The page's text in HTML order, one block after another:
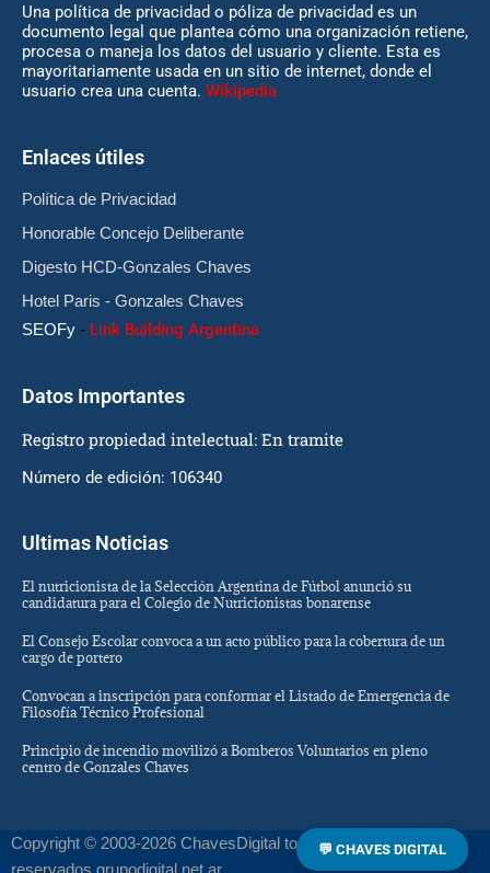
Una política de privacidad o póliza de privacidad es un
documento legal que plantea cómo una organización retiene,
procesa o maneja los datos del usuario y cliente. Esta es
mayoritariamente usada en un sitio de internet, donde el
usuario crea una cuenta. Wikipedia
Enlaces útiles
Política de Privacidad
Honorable Concejo Deliberante
Digesto HCD-Gonzales Chaves
Hotel Paris - Gonzales Chaves
SEOFy - Link Building Argentina
Datos Importantes
Registro propiedad intelectual: En tramite
Número de edición: 106340
Ultimas Noticias
El nutricionista de la Selección Argentina de Fútbol anunció su
candidatura para el Colegio de Nutricionistas bonarense
El Consejo Escolar convoca a un acto público para la cobertura de un
cargo de portero
Convocan a inscripción para conformar el Listado de Emergencia de
Filosofía Técnico Profesional
Principio de incendio movilizó a Bomberos Voluntarios en pleno
centro de Gonzales Chaves
Copyright © 2003-2026 ChavesDigital todos los derechos
reservados grupodigital.net.ar
💬 CHAVES DIGITAL